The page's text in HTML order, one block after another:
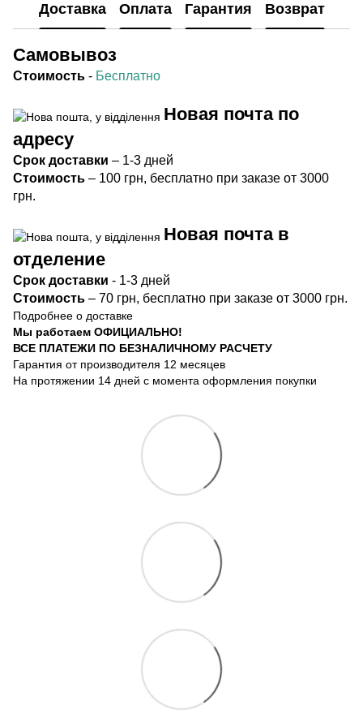
Доставка Оплата Гарантия Возврат
Самовывоз
Стоимость - Бесплатно
Новая почта по
адресу
Срок доставки – 1-3 дней
Стоимость – 100 грн, бесплатно при заказе от 3000
грн.
Новая почта в
отделение
Срок доставки - 1-3 дней
Стоимость – 70 грн, бесплатно при заказе от 3000 грн.
Подробнее о доставке
Мы работаем ОФИЦИАЛЬНО!
ВСЕ ПЛАТЕЖИ ПО БЕЗНАЛИЧНОМУ РАСЧЕТУ
Гарантия от производителя 12 месяцев
На протяжении 14 дней с момента оформления покупки